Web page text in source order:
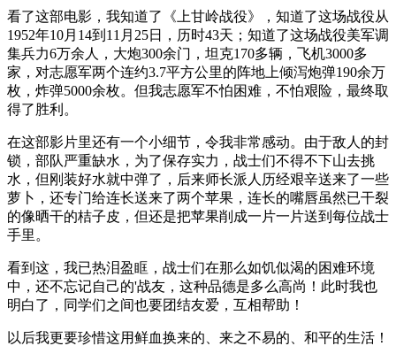
看了这部电影，我知道了《上甘岭战役》，知道了这场战役从
1952年10月14到11月25日，历时43天；知道了这场战役美军调
集兵力6万余人，大炮300余门，坦克170多辆，飞机3000多
家，对志愿军两个连约3.7平方公里的阵地上倾泻炮弹190余万
枚，炸弹5000余枚。但我志愿军不怕困难，不怕艰险，最终取
得了胜利。
在这部影片里还有一个小细节，令我非常感动。由于敌人的封
锁，部队严重缺水，为了保存实力，战士们不得不下山去挑
水，但刚装好水就中弹了，后来师长派人历经艰辛送来了一些
萝卜，还专门给连长送来了两个苹果，连长的嘴唇虽然已干裂
的像晒干的桔子皮，但还是把苹果削成一片一片送到每位战士
手里。
看到这，我已热泪盈眶，战士们在那么如饥似渴的困难环境
中，还不忘记自己的'战友，这种品德是多么高尚！此时我也
明白了，同学们之间也要团结友爱，互相帮助！
以后我更要珍惜这用鲜血换来的、来之不易的、和平的生活！